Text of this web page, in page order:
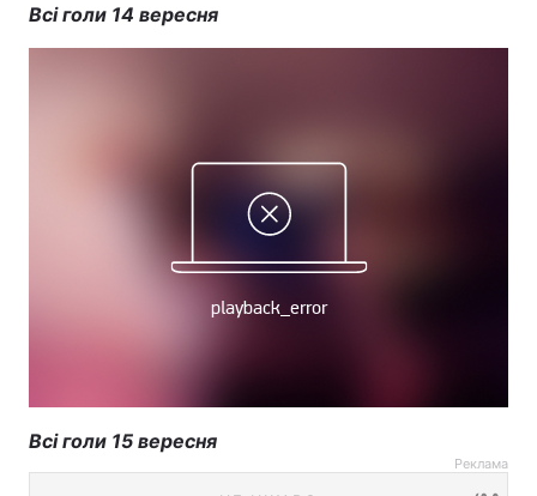
Всі голи 14 вересня
Всі голи 15 вересня
Реклама